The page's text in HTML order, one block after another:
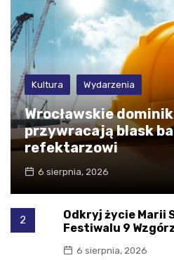
Kultura Wydarzenia
Wrocławskie
przywracają blask
refektarzowi
6 sierpnia, 2026
2
Odkryj życie Marii
Festiwalu 9
6 sierpnia, 2026